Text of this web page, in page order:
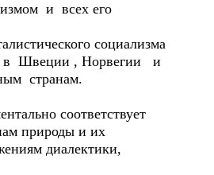
и всех его
социализма
в Швеции , Норвегии и
странам.
соответствует
природы и их
диалектики,